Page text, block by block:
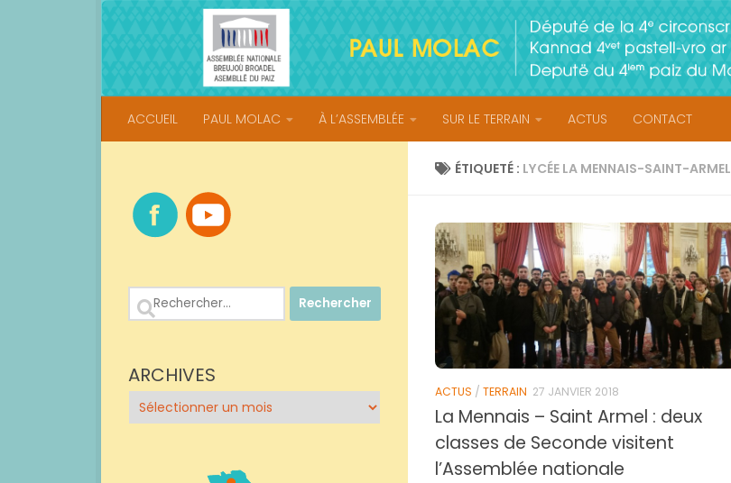
Skip to content
ACCUEIL PAUL MOLAC À L’ASSEMBLÉE SUR LE TERRAIN ACTUS CONTACT
ÉTIQUETÉ : LYCÉE LA MENNAIS-SAINT-ARMEL
ACTUS / TERRAIN 27 JANVIER 2018
La Mennais – Saint Armel : deux
classes de Seconde visitent
l’Assemblée nationale
Rechercher :
ARCHIVES
Archives